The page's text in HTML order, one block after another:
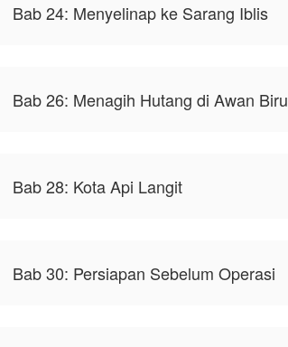
Bab 24: Menyelinap ke Sarang Iblis
Bab 26: Menagih Hutang di Awan Biru
Bab 28: Kota Api Langit
Bab 30: Persiapan Sebelum Operasi